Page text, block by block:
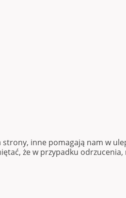
inne pomagają nam w
że w przypadku